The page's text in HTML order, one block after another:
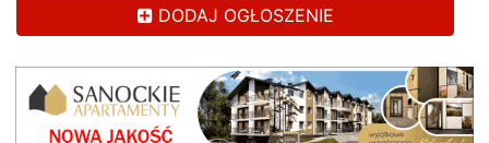
DODAJ OGŁOSZENIE